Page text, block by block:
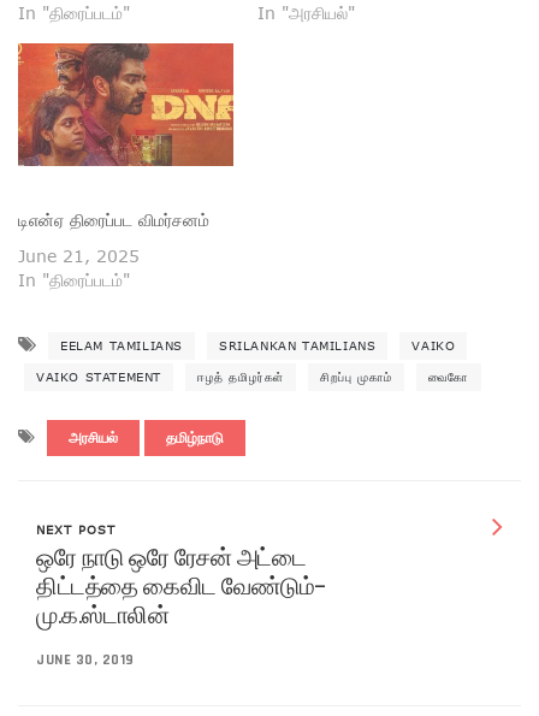
In "திரைப்படம்"
In "அரசியல்"
டிஎன்ஏ திரைப்பட விமர்சனம்
June 21, 2025
In "திரைப்படம்"
EELAM TAMILIANS SRILANKAN TAMILIANS VAIKO
VAIKO STATEMENT ஈழத் தமிழர்கள் சிறப்பு முகாம் வைகோ
அரசியல் தமிழ்நாடு
NEXT POST
ஒரே நாடு ஒரே ரேசன் அட்டை
திட்டத்தை கைவிட வேண்டும்-
மு.க.ஸ்டாலின்
JUNE 30, 2019